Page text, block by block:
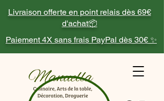
Livraison offerte en point relais dès 69€
d'achat📦
Paiement 4X sans frais PayPal dès 30€ ✨